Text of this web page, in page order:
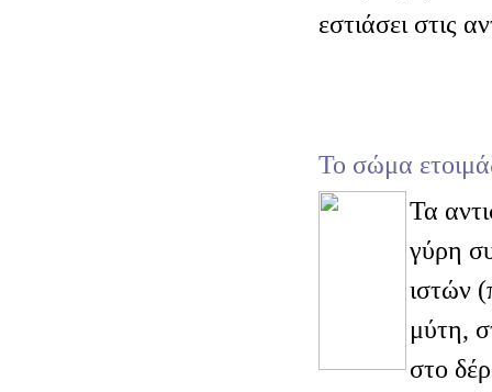
εστιάσει στις
Το σώμα
Τα
γύρη
ιστών
μύτη,
στο